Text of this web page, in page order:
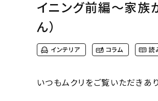
イニング前編〜家族
ん）
インテリア コラム 読
いつもムクリをご覧いただきあ